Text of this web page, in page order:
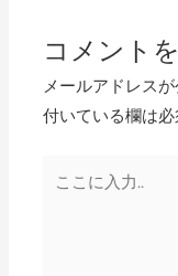
コメント
メールアドレス
付いている欄は